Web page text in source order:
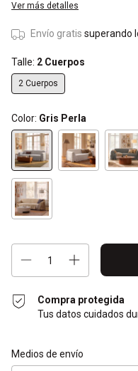
Ver más detalles
Envío gratis superando
Talle: 2 Cuerpos
2 Cuerpos
Color: Gris Perla
Compra protegida
Tus datos cuidados
Entregas para el CP:
Medios de envío